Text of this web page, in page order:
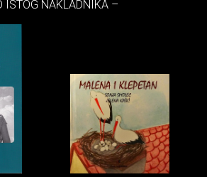
ISTOG NAKLADNIKA –